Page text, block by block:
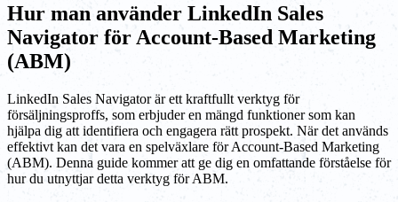
Hur man använder LinkedIn Sales
Navigator för Account-Based Marketing
(ABM)
LinkedIn Sales Navigator är ett kraftfullt verktyg för
försäljningsproffs, som erbjuder en mängd funktioner som kan
hjälpa dig att identifiera och engagera rätt prospekt. När det används
effektivt kan det vara en spelväxlare för Account-Based Marketing
(ABM). Denna guide kommer att ge dig en omfattande förståelse för
hur du utnyttjar detta verktyg för ABM.